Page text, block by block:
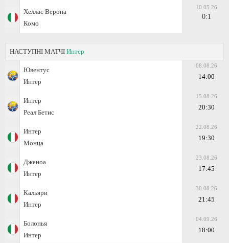
Хеллас Верона
Комо
10.05.26
0:1
НАСТУПНІ МАТЧІ Интер
Ювентус
Интер
08.08.26
14:00
Интер
Реал Бетис
15.08.26
20:30
Интер
Монца
22.08.26
19:30
Дженоа
Интер
23.08.26
17:45
Кальяри
Интер
30.08.26
21:45
Болонья
Интер
04.09.26
18:00